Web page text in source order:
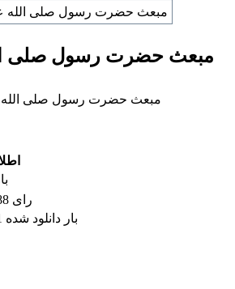
مبعث حضرت رسول صلی
مبعث حضرت رسول صلی الله
2688 رای
481 بار دانلود شده